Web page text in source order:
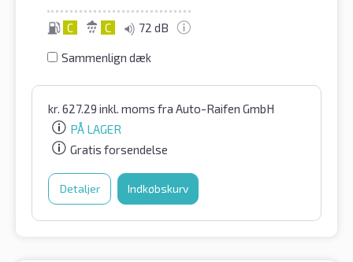
C C 72 dB
Sammenlign dæk
kr. 627.29 inkl. moms fra Auto-Raifen GmbH
PÅ LAGER
Gratis forsendelse
Detaljer Indkøbskurv